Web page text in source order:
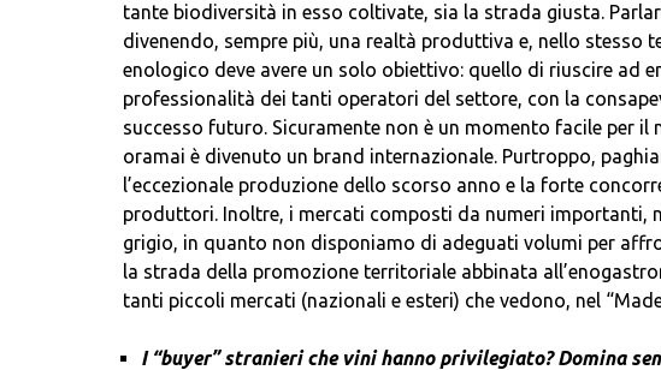
tante biodiversità in esso coltivate, sia la strada giusta.
divenendo, sempre più, una realtà produttiva e, nello stesso
enologico deve avere un solo obiettivo: quello di riuscire ad
professionalità dei tanti operatori del settore, con la
successo futuro. Sicuramente non è un momento facile per
oramai è divenuto un brand internazionale. Purtroppo,
l’eccezionale produzione dello scorso anno e la forte
produttori. Inoltre, i mercati composti da numeri importanti,
grigio, in quanto non disponiamo di adeguati volumi per
la strada della promozione territoriale abbinata
tanti piccoli mercati (nazionali e esteri) che vedono, nel
I “buyer” stranieri che vini hanno privilegiato? Domina